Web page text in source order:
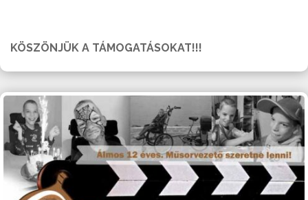
KÖSZÖNJÜK A TÁMOGATÁSOKAT!!!